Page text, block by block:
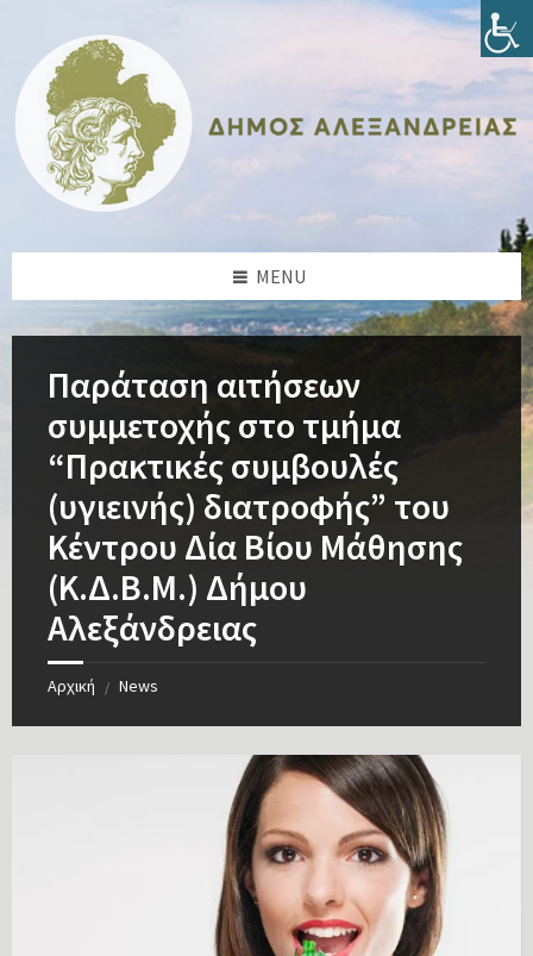
content
sidebar
sidebar
footer
MENU
Παράταση αιτήσεων
συμμετοχής στο τμήμα
“Πρακτικές συμβουλές
(υγιεινής) διατροφής” του
Κέντρου Δία Βίου Μάθησης
(Κ.Δ.Β.Μ.) Δήμου
Αλεξάνδρειας
Αρχική / News